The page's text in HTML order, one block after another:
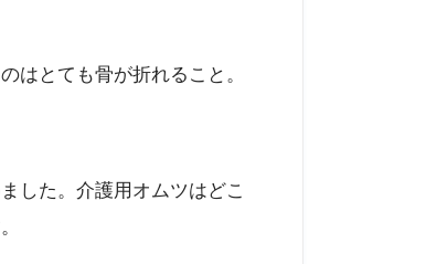
はとても骨が折れること。
した。介護用オムツはどこ